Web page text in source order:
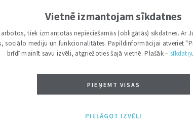
eksperta amatam
12. maijam aicina pieteikties kandidātus
national expert) vietām
aizsardzība/area of Equality Law
FRA pašreiz veido rezerves sarakstu
...
Vietnē izmantojam sīkdatnes
tiek izmantotas nepieciešamās (obligātās) sīkdatnes. Ar
sociālo mediju un funkcionalitātes. Papildinformācijai atveriet
brīdī mainīt savu izvēli, atgriežoties šajā vietnē. Plašāk –
PIEŅEMT VISAS
PIELĀGOT IZVĒLI